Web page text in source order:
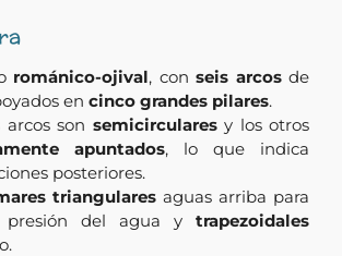
románico-ojival, con seis arcosde
en cinco grandes pilares.
arcos son semicircularesy los otros
apuntados, lo que indica
posteriores.
triangulares aguas arriba para
presión del agua y trapezoidales